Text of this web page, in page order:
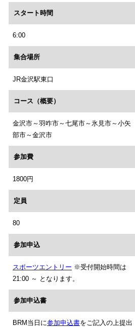
スタート時間
6:00
集合場所
JR金沢駅東口
コース（概要）
金沢市～羽咋市～七尾市～氷見市～小矢
部市～金沢市
参加費
1800円
定員
80
参加申込
スポーツエントリー ※受付開始時間は
21:00 ～ となります。
参加申込書
BRM当日に参加申込書をご記入の上提出